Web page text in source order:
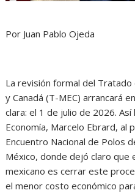
Por Juan Pablo Ojeda
La revisión formal del
y Canadá (T-MEC) arrancará
clara: el 1 de julio de 2026.
Economía, Marcelo Ebrard, al
Encuentro Nacional de Polos
México, donde dejó claro
mexicano es cerrar este
el menor costo económico